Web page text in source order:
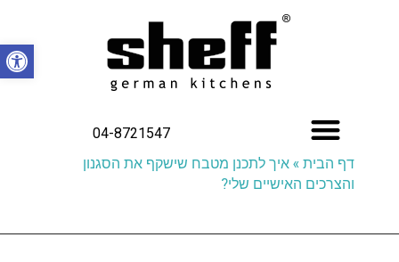
04-8721547
דף הבית » איך לתכנן מטבח שישקף את הסגנון
והצרכים האישיים שלי?
פתח